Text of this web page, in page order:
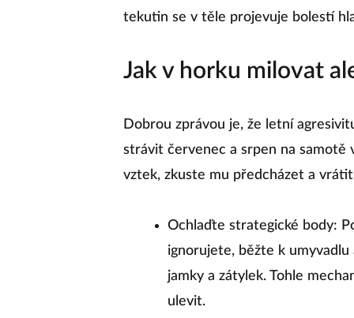
tekutin se v těle projevuje bolestí
Jak v horku milovat
Dobrou zprávou je, že letní
strávit červenec a srpen na samotě
vztek, zkuste mu předcházet a
Ochlaďte strategické body:
ignorujete, běžte k
jamky a zátylek. Tohle
ulevit.